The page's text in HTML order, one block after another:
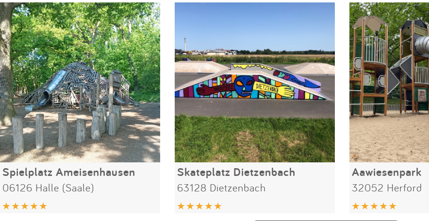
Spielplatz Ameisenhausen
06126 Halle (Saale)
Skateplatz Dietzenbach
63128 Dietzenbach
Aawiesenpark
32052 Herford